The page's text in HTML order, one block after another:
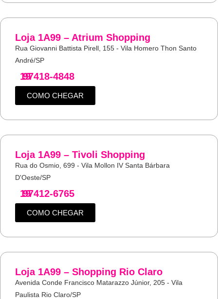
Loja 1A99 – Atrium Shopping
Rua Giovanni Battista Pirell, 155 - Vila Homero Thon Santo
André/SP
19
97418-4848
COMO CHEGAR
Loja 1A99 – Tivoli Shopping
Rua do Osmio, 699 - Vila Mollon IV Santa Bárbara
D'Oeste/SP
19
97412-6765
COMO CHEGAR
Loja 1A99 – Shopping Rio Claro
Avenida Conde Francisco Matarazzo Júnior, 205 - Vila
Paulista Rio Claro/SP